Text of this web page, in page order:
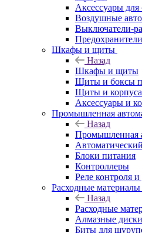
Аксессуары
Воздушные
Выключатели-
Предохранители
Шкафы и щиты
Назад
Шкафы и щиты
Щиты и боксы
Щиты и корпуса
Аксессуары и
Промышленная
Назад
Промышленная
Блоки питания
Контроллеры
Реле контроля
Расходные
Назад
Расходные
Алмазные диски
Биты для